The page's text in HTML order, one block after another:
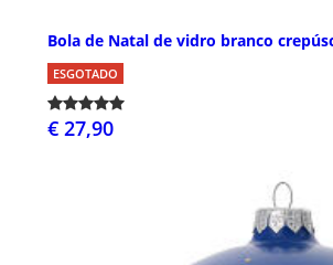
Bola de Natal de vidro branco
ESGOTADO
€ 27,90